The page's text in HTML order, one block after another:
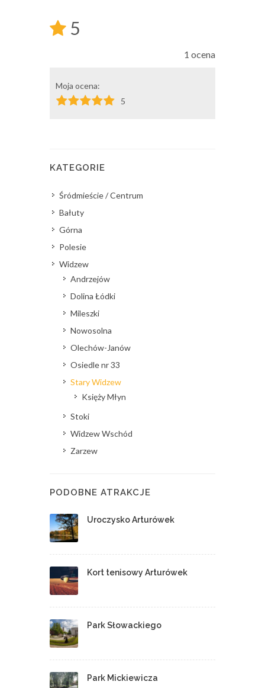
5
1 ocena
Moja ocena:
5
KATEGORIE
Śródmieście / Centrum
Bałuty
Górna
Polesie
Widzew
Andrzejów
Dolina Łódki
Mileszki
Nowosolna
Olechów-Janów
Osiedle nr 33
Stary Widzew
Księży Młyn
Stoki
Widzew Wschód
Zarzew
PODOBNE ATRAKCJE
Uroczysko Arturówek
Kort tenisowy Arturówek
Park Słowackiego
Park Mickiewicza